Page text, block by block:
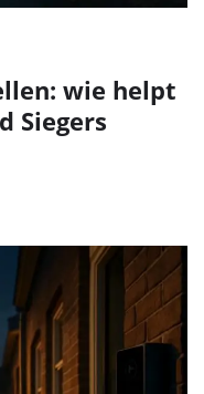
wie helpt
Siegers